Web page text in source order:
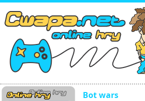
Bot wars